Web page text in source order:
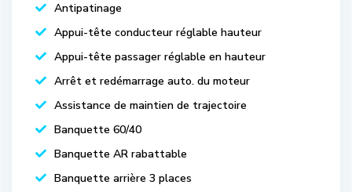
Antipatinage
Appui-tête conducteur réglable hauteur
Appui-tête passager réglable en hauteur
Arrêt et redémarrage auto. du moteur
Assistance de maintien de trajectoire
Banquette 60/40
Banquette AR rabattable
Banquette arrière 3 places